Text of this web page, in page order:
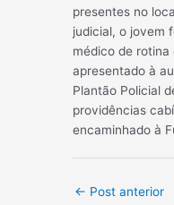
presentes no
judicial, o jovem
médico de
apresentado à
Plantão Policial
providências
encaminhado à
Post
← Post anterior